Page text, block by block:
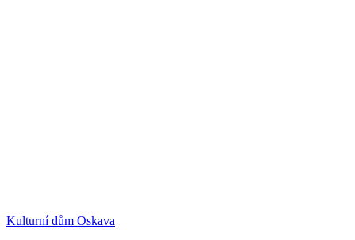
Kulturní dům Oskava